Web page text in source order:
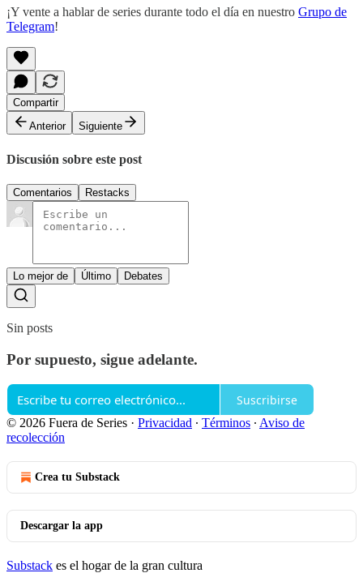
¡Y vente a hablar de series durante todo el día en nuestro Grupo de
Telegram!
Compartir
Anterior
Siguiente
Discusión sobre este post
Comentarios Restacks
Lo mejor de Último Debates
Sin posts
Por supuesto, sigue adelante.
Suscribirse
© 2026 Fuera de Series · Privacidad ∙ Términos ∙ Aviso de
recolección
Crea tu Substack
Descargar la app
Substack es el hogar de la gran cultura